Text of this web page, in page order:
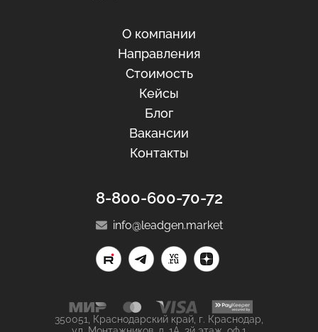
О компании
Направления
Стоимость
Кейсы
Блог
Вакансии
Контакты
8-800-600-70-72
info@leadgen.market
350051, Краснодарский край, г. Краснодар,